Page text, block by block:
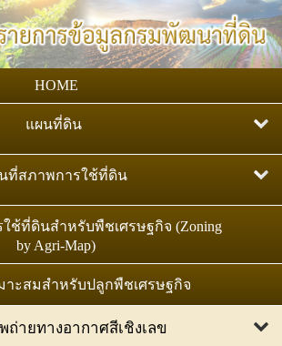
HOME
แผนที่ดิน
ตราส่วน 1:25,000
ของประเทศไทย : ระดับชุดดิน
ส่วน 1:100,000
ที่สภาพการใช้ที่ดิน
ที่ดิน มาตราส่วน 1:25,000
ที่ดิน มาตราส่วน 1:50,000
ช้ที่ดินสำหรับพืชเศรษฐกิจ (Zoning
by Agri-Map)
าะสมสำหรับปลูกพืชเศรษฐกิจ
ายทางอากาศสีเชิงเลข